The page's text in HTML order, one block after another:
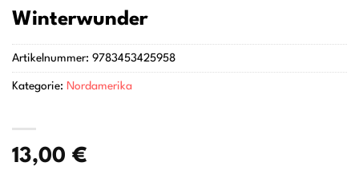
Winterwunder
13,00 €
Artikelnummer: 9783453425958
Kategorie: Nordamerika